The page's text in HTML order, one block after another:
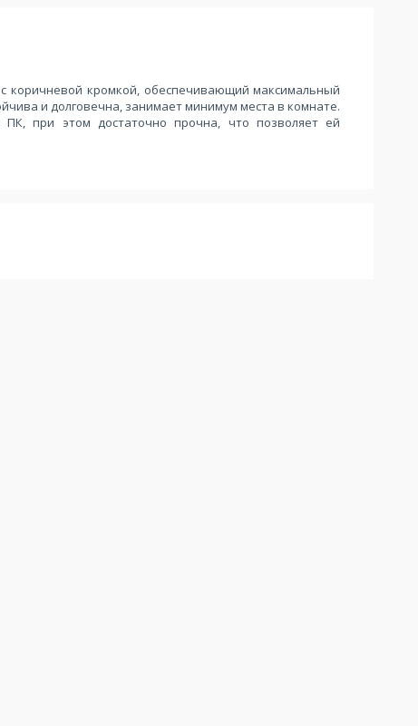
коричневой кромкой, обеспечивающий максимальный
и долговечна, занимает минимум места в комнате.
при этом достаточно прочна, что позволяет ей